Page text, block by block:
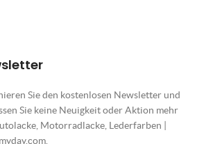
Sie den kostenlosen Newsletter und
Sie keine Neuigkeit oder Aktion mehr
Motorradlacke, Lederfarben |